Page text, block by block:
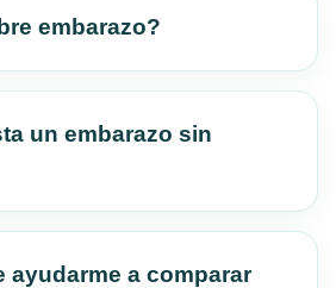
embarazo?
un embarazo sin
ayudarme a comparar